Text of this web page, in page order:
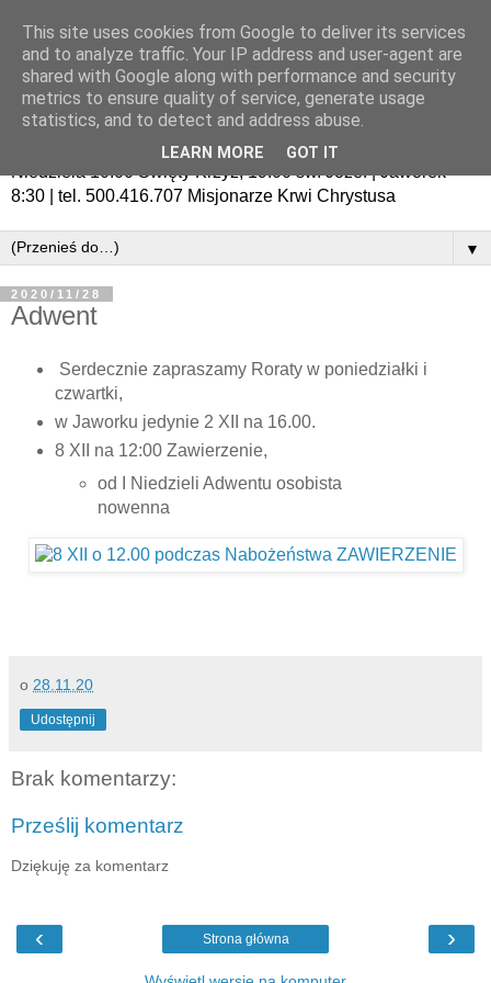
Niedziela 10:00 Święty Krzyż, 19:00 św. Józef | Jaworek
8:30 | tel. 500.416.707 Misjonarze Krwi Chrystusa
▼
2020/11/28
Adwent
Serdecznie zapraszamy Roraty w poniedziałki i
czwartki,
w Jaworku jedynie 2 XII na 16.00.
8 XII na 12:00 Zawierzenie,
od I Niedzieli Adwentu osobista
nowenna
o 28.11.20
Udostępnij
Brak komentarzy:
Prześlij komentarz
Dziękuję za komentarz
‹ ›
Strona główna
This site uses cookies from Google to deliver its services
and to analyze traffic. Your IP address and user-agent are
shared with Google along with performance and security
metrics to ensure quality of service, generate usage
statistics, and to detect and address abuse.
LEARN MORE GOT IT